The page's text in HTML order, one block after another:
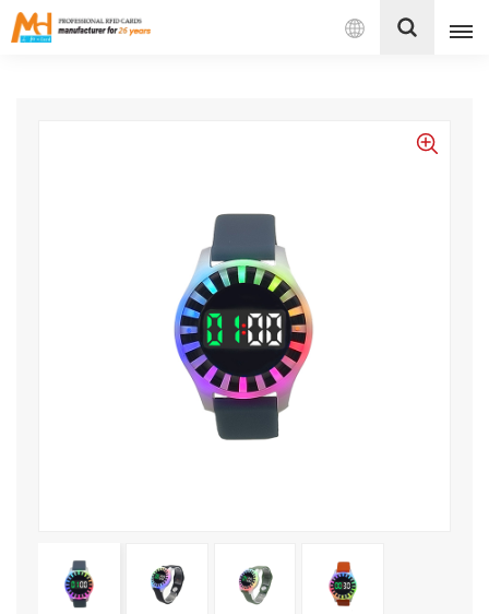
بالعربية
Español
Português
بالعربية